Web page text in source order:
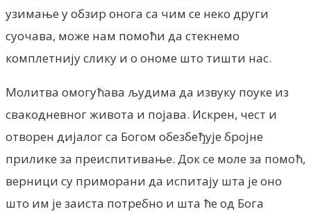
узимање у обзир онога са чим се неко други
суочава, може нам помоћи да стекнемо
комплетнију слику и о ономе што тишти нас.
Молитва омогућава људима да извуку поуке из
свакодневног живота и појава. Искрен, чест и
отворен дијалог са Богом обезбеђује бројне
прилике за преиспитивање. Док се моле за помоћ,
верници су приморани да испитају шта је оно
што им је заиста потребно и шта ће од Бога